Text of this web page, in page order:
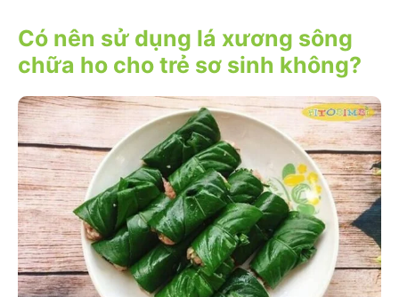
Có nên sử dụng lá xương sông
chữa ho cho trẻ sơ sinh không?